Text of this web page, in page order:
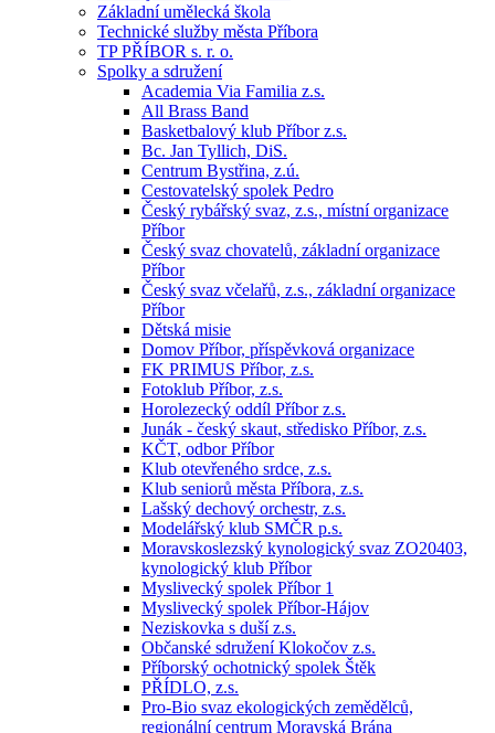
Základní umělecká škola
Technické služby města Příbora
TP PŘÍBOR s. r. o.
Spolky a sdružení
Academia Via Familia z.s.
All Brass Band
Basketbalový klub Příbor z.s.
Bc. Jan Tyllich, DiS.
Centrum Bystřina, z.ú.
Cestovatelský spolek Pedro
Český rybářský svaz, z.s., místní organizace
Příbor
Český svaz chovatelů, základní organizace
Příbor
Český svaz včelařů, z.s., základní organizace
Příbor
Dětská misie
Domov Příbor, příspěvková organizace
FK PRIMUS Příbor, z.s.
Fotoklub Příbor, z.s.
Horolezecký oddíl Příbor z.s.
Junák - český skaut, středisko Příbor, z.s.
KČT, odbor Příbor
Klub otevřeného srdce, z.s.
Klub seniorů města Příbora, z.s.
Lašský dechový orchestr, z.s.
Modelářský klub SMČR p.s.
Moravskoslezský kynologický svaz ZO20403,
kynologický klub Příbor
Myslivecký spolek Příbor 1
Myslivecký spolek Příbor-Hájov
Neziskovka s duší z.s.
Občanské sdružení Klokočov z.s.
Příborský ochotnický spolek Štěk
PŘÍDLO, z.s.
Pro-Bio svaz ekologických zemědělců,
regionální centrum Moravská Brána